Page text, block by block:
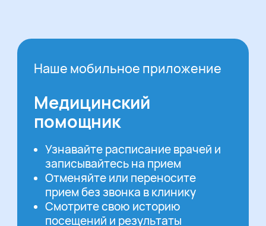
Наше мобильное приложение
Медицинский
помощник
Узнавайте расписание врачей и
записывайтесь на прием
Отменяйте или переносите
прием без звонка в клинику
Смотрите свою историю
посещений и результаты